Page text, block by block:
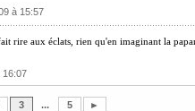
à 15:57
rire aux éclats, rien qu'en imaginant la
3 ... 5 ►